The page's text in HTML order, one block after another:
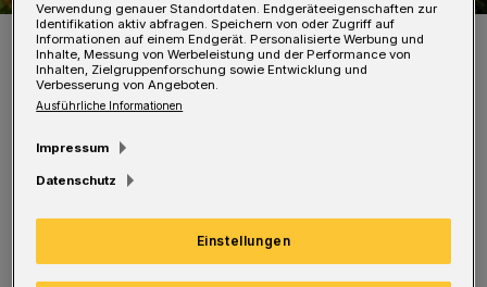
Die Blütenpracht vor dem Elisenturm.
Foto: Achim Otto
am Dienstag (25. März) ab 14 Uhr lädt der
Botanische Garten zu einer allgemeinen
Verwendung genauer Standortdaten. Endgeräteeigenschaften zur
Identifikation aktiv abfragen. Speichern von oder Zugriff auf
Informationen auf einem Endgerät. Personalisierte Werbung und
Inhalte, Messung von Werbeleistung und der Performance von
Inhalten, Zielgruppenforschung sowie Entwicklung und
Verbesserung von Angeboten.
Ausführliche Informationen
Impressum
Datenschutz
Einstellungen